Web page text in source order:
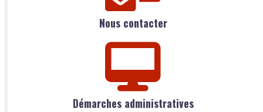
Nous contacter
Démarches administratives